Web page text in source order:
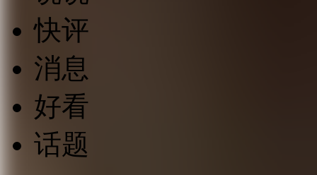
快评
消息
好看
话题